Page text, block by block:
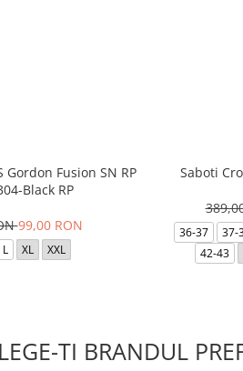
Gordon Fusion SN RP
Black RP
99,00 RON
L XL XXL
Saboti
36-37 37-
42-43
TI BRANDUL